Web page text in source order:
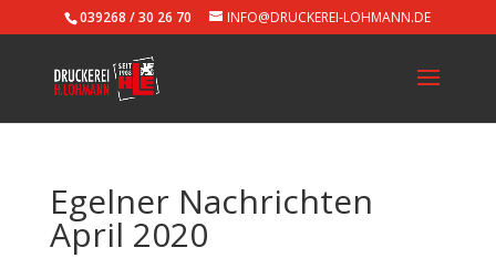
039268 / 30 26 70 INFO@DRUCKEREI-LOHMANN.DE
Egelner Nachrichten
April 2020